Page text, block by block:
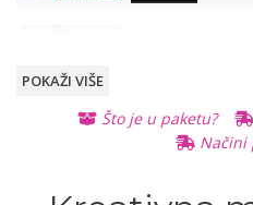
Osvijetljeno,
POKAŽI VIŠE
Što je u paketu?
Načini